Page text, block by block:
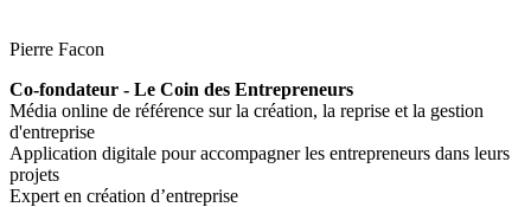
Pierre Facon
Co-fondateur - Le Coin des Entrepreneurs
Média online de référence sur la création, la reprise et la gestion
d'entreprise
Application digitale pour accompagner les entrepreneurs dans leurs
projets
Expert en création d’entreprise